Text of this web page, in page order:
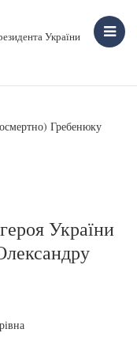
України
Гребенюку
України